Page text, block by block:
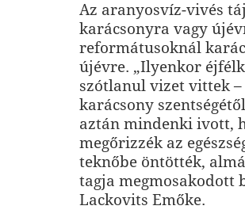
Az aranyosvíz-vivés
karácsonyra vagy
reformátusoknál
újévre. „Ilyenkor
szótlanul vizet vittek
karácsony
aztán mindenki ivott,
megőrizzék az
teknőbe öntötték,
tagja megmosakodott
Lackovits Emőke.